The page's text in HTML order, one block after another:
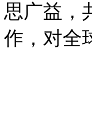
思广益，
作，对全